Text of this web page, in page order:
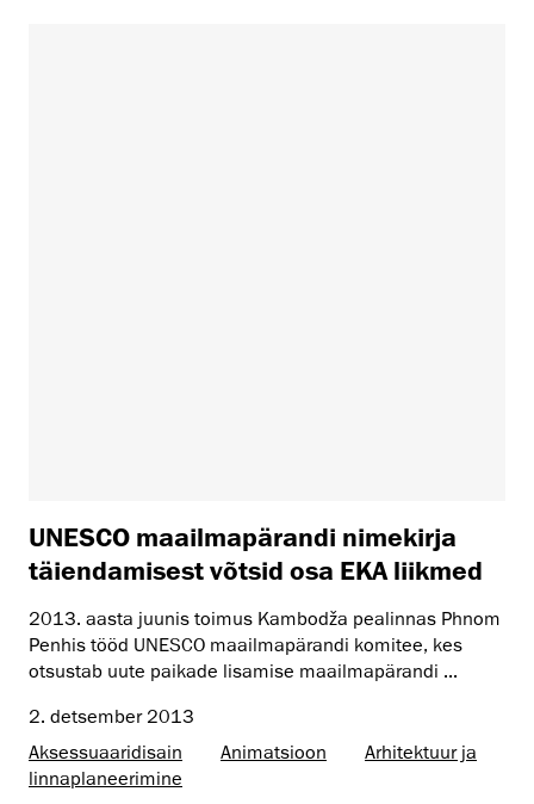
UNESCO maailmapärandi nimekirja
täiendamisest võtsid osa EKA liikmed
2013. aasta juunis toimus Kambodža pealinnas Phnom
Penhis tööd UNESCO maailmapärandi komitee, kes
otsustab uute paikade lisamise maailmapärandi ...
2. detsember 2013
Aksessuaaridisain
Animatsioon
Arhitektuur ja
linnaplaneerimine